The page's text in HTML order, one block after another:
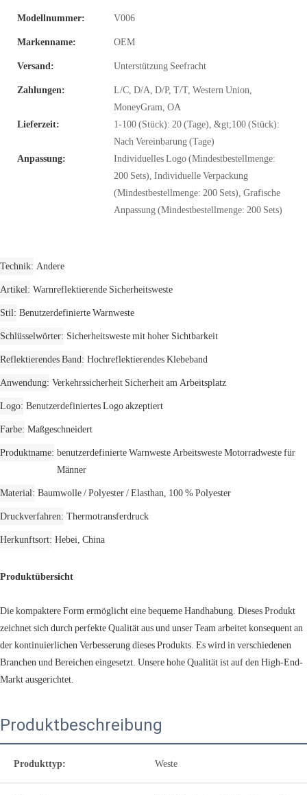
Modellnummer: V006
Markenname: OEM
Versand: Unterstützung Seefracht
Zahlungen:
L/C, D/A, D/P, T/T, Western Union,
MoneyGram, OA
Lieferzeit:
1-100 (Stück): 20 (Tage), &gt;100 (Stück):
Nach Vereinbarung (Tage)
Anpassung:
Individuelles Logo (Mindestbestellmenge:
200 Sets), Individuelle Verpackung
(Mindestbestellmenge: 200 Sets), Grafische
Anpassung (Mindestbestellmenge: 200 Sets)
Technik Andere
Artikel Warnreflektierende Sicherheitsweste
Stil Benutzerdefinierte Warnweste
Schlüsselwörter Sicherheitsweste mit hoher Sichtbarkeit
Reflektierendes Band Hochreflektierendes Klebeband
Anwendung Verkehrssicherheit Sicherheit am Arbeitsplatz
Logo Benutzerdefiniertes Logo akzeptiert
Farbe Maßgeschneidert
Produktname benutzerdefinierte Warnweste Arbeitsweste Motorradweste für
Männer
Material Baumwolle / Polyester / Elasthan, 100 % Polyester
Druckverfahren Thermotransferdruck
Herkunftsort Hebei, China
Produktübersicht
Die kompaktere Form ermöglicht eine bequeme Handhabung. Dieses Produkt
zeichnet sich durch perfekte Qualität aus und unser Team arbeitet konsequent an
der kontinuierlichen Verbesserung dieses Produkts. Es wird in verschiedenen
Branchen und Bereichen eingesetzt. Unsere hohe Qualität ist auf den High-End-
Markt ausgerichtet.
Produktbeschreibung
Produkttyp: Weste